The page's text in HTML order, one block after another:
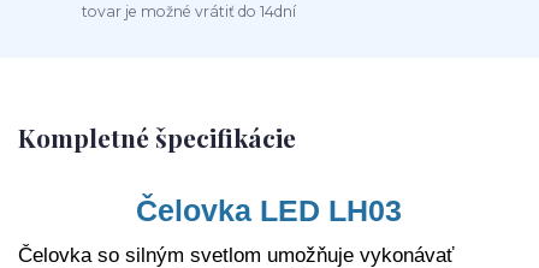
tovar je možné vrátiť do 14dní
Kompletné špecifikácie
Čelovka LED LH03
Čelovka so silným svetlom umožňuje vykonávať